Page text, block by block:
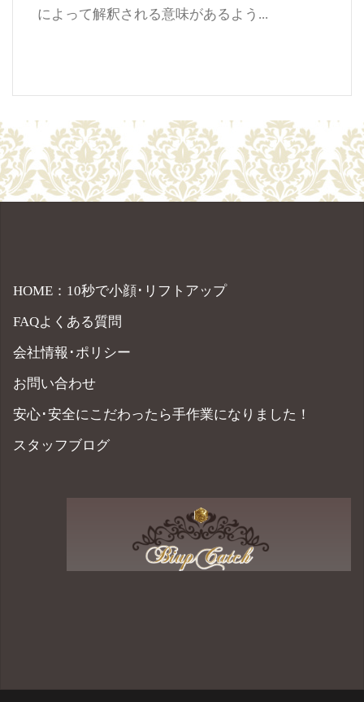
によって解釈される意味があるよう...
HOME：10秒で小顔･リフトアップ
FAQよくある質問
会社情報･ポリシー
お問い合わせ
安心･安全にこだわったら手作業になりました！
スタッフブログ